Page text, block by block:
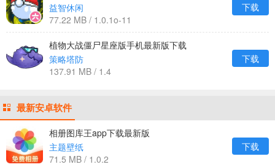
益智休闲
77.22 MB / 1.0.1o-11
下载
植物大战僵尸星座版手机最新版下载
策略塔防
137.91 MB / 1.4
下载
最新安卓软件
相册图库王app下载最新版
主题壁纸
71.5 MB / 1.0.2
下载